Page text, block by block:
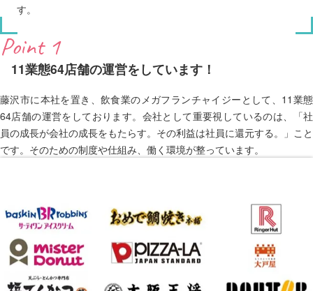
す。
Point 1
11業態64店舗の運営をしています！
藤沢市に本社を置き、飲食業のメガフランチャイジーとして、11業態
64店舗の運営をしております。会社として重要視しているのは、「社
員の成長が会社の成長をもたらす。その利益は社員に還元する。」こと
です。そのための制度や仕組み、働く環境が整っています。